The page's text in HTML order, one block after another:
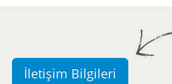
İletişim Bilgileri